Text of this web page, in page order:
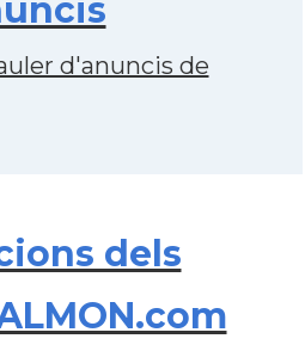
d'anuncis de
dels